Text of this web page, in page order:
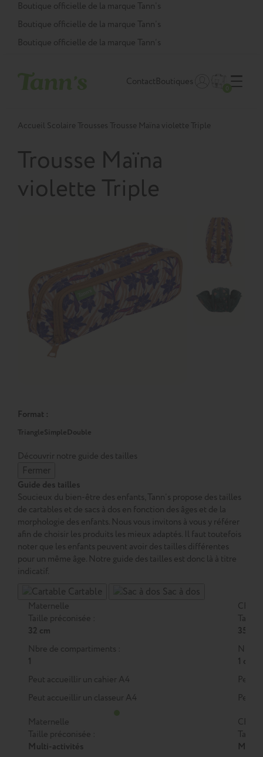
Panneau de gestion des cookies
Boutique officielle de la marque Tann’s
Boutique officielle de la marque Tann’s
Boutique officielle de la marque Tann’s
ContactBoutiques
Accueil Scolaire Trousses Trousse Maïna violette Triple
Trousse Maïna
violette Triple
Format :
TriangleSimpleDouble
Découvrir notre guide des tailles
Fermer
Guide des tailles
Soucieux du bien-être des enfants, Tann’s propose des tailles
de cartables et de sacs à dos en fonction des âges et de la
morphologie des enfants. Nous vous invitons à vous y référer
afin de choisir les produits les mieux adaptés. Il faut toutefois
noter que les enfants peuvent avoir des tailles différentes
pour un même âge. Notre guide des tailles est donc là à titre
indicatif.
Cartable Sac à dos
Maternelle
Taille préconisée :
32 cm
Nbre de compartiments :
1
Peut accueillir un cahier A4
Peut accueillir un classeur A4
CP
Taille
35 cm
Nbre
1 ou 2
Peut
Peut
Maternelle
Taille préconisée :
Multi-activités
CP
Taille
M